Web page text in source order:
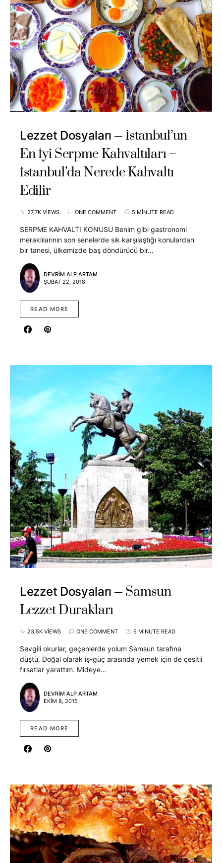
Lezzet Dosyaları
İstanbul’un
En İyi Serpme Kahvaltıları –
İstanbul’da Nerede Kahvaltı
Edilir
27,7K VIEWS ONE COMMENT 5 MINUTE READ
SERPME KAHVALTI KONUSU Benim gibi gastronomi
meraklılarının son senelerde sık karşılaştığı konulardan
bir tanesi, ülkemizde baş döndürücü bir…
DEVRIM ALP ARTAM
ŞUBAT 22, 2018
READ MORE
Lezzet Dosyaları
Samsun
Lezzet Durakları
23,5K VIEWS ONE COMMENT 6 MINUTE READ
Sevgili okurlar, geçenlerde yolum Samsun tarafına
düştü. Doğal olarak iş-güç arasında yemek için de çeşitli
fırsatlar yarattım. Mideye…
DEVRIM ALP ARTAM
EKIM 8, 2015
READ MORE